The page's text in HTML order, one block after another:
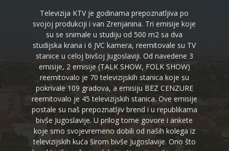
Televizija KTV je godinama prepoznatljiva po
svojoj produkciji i van Zrenjanina. Tri emisije koje
su se snimale u studiju od 500 m2 sa dva
studijska krana i 6 JVC kamera, reemitovale su TV
stanice u celoj bivšoj Jugoslaviji. Od navedene 3
emisije, 2 emisije (TALK SHOW, FOLK SHOW)
reemitovalo je 70 televizijskih stanica koje su
pokrivale 109 gradova, a emisiju BEZ CENZURE
reemitovalo je 45 televizijskih stanica. Ove emisije
postale su naš prepoznatljiv brend i u republikama
bivše Jugoslavije. U prilog tome govore i ankete
koje smo svojevremeno dobili od naših kolega iz
televizijskih kuća širom bivše Jugoslavije. Ono što